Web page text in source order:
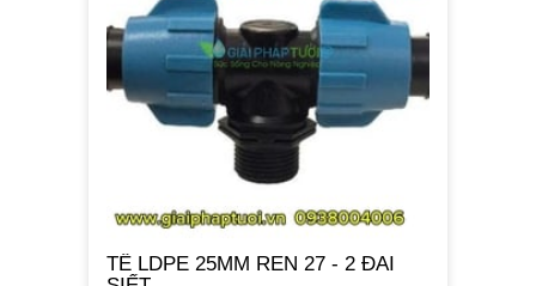
TÊ LDPE 25MM REN 27 - 2 ĐAI